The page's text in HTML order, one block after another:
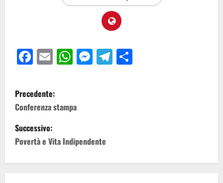
Facebook
EmailWhatsApp
Messenger
Telegram
Precedente:
Conferenza stampa
Successivo:
Povertà e Vita Indipendente